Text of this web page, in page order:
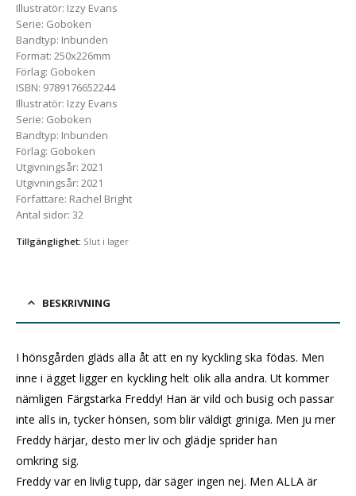
Illustratör: Izzy Evans
Serie: Goboken
Bandtyp: Inbunden
Format: 250x226mm
Förlag: Goboken
ISBN: 9789176652244
Illustratör: Izzy Evans
Serie: Goboken
Bandtyp: Inbunden
Förlag: Goboken
Utgivningsår: 2021
Utgivningsår: 2021
Författare: Rachel Bright
Antal sidor: 32
Tillgänglighet: Slut i lager
BESKRIVNING
I hönsgården gläds alla åt att en ny kyckling ska födas. Men
inne i ägget ligger en kyckling helt olik alla andra. Ut kommer
nämligen Färgstarka Freddy! Han är vild ochbusig och passar
inte alls in, tycker hönsen, som blir väldigt griniga. Men ju mer
Freddy härjar, desto mer liv och glädje sprider han
omkringsig.
Freddy var en livlig tupp, där säger ingen nej. Men ALLA är